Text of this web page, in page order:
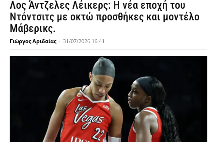
Λος Άντζελες Λέικερς: Η νέα εποχή του
Ντόντσιτς με οκτώ προσθήκες και μοντέλο
Μάβερικς.
Γιώργος Αριδαίας - 31/07/2026 16:41